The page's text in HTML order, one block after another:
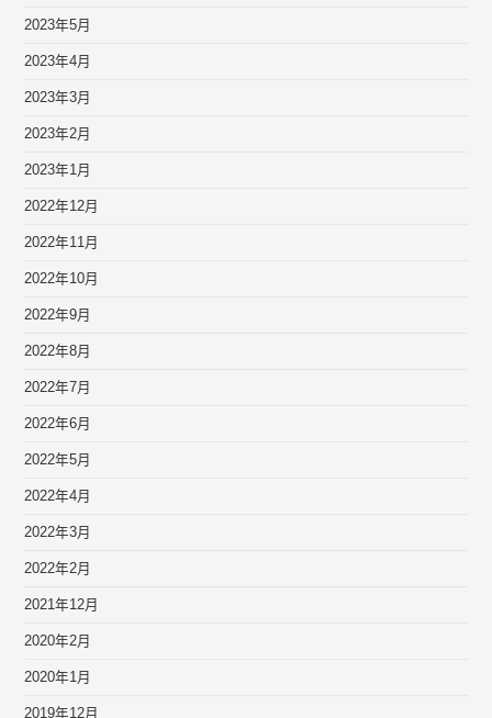
2023年5月
2023年4月
2023年3月
2023年2月
2023年1月
2022年12月
2022年11月
2022年10月
2022年9月
2022年8月
2022年7月
2022年6月
2022年5月
2022年4月
2022年3月
2022年2月
2021年12月
2020年2月
2020年1月
2019年12月